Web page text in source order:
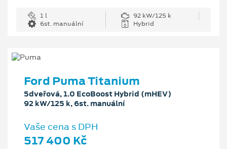
1 l
92 kW/125 k
6st. manuální
Hybrid
Ford Puma Titanium
5dveřová, 1.0 EcoBoost Hybrid (mHEV)
92 kW/125 k, 6st. manuální
Vaše cena s DPH
517 400 Kč